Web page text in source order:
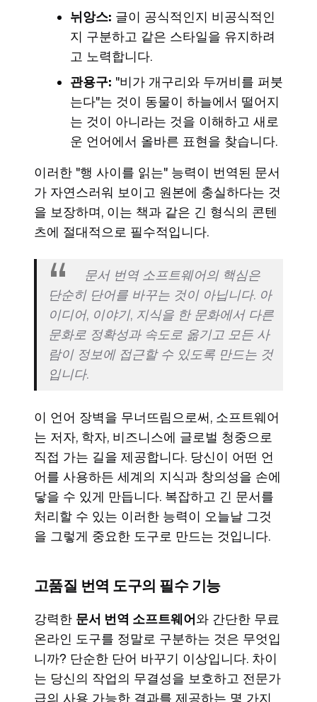
뉘앙스: 글이 공식적인지 비공식적인
지 구분하고 같은 스타일을 유지하려
고 노력합니다.
관용구: "비가 개구리와 두꺼비를 퍼붓
는다"는 것이 동물이 하늘에서 떨어지
는 것이 아니라는 것을 이해하고 새로
운 언어에서 올바른 표현을 찾습니다.
이러한 "행 사이를 읽는" 능력이 번역된 문서
가 자연스러워 보이고 원본에 충실하다는 것
을 보장하며, 이는 책과 같은 긴 형식의 콘텐
츠에 절대적으로 필수적입니다.
문서 번역 소프트웨어의 핵심은
단순히 단어를 바꾸는 것이 아닙니다. 아
이디어, 이야기, 지식을 한 문화에서 다른
문화로 정확성과 속도로 옮기고 모든 사
람이 정보에 접근할 수 있도록 만드는 것
입니다.
이 언어 장벽을 무너뜨림으로써, 소프트웨어
는 저자, 학자, 비즈니스에 글로벌 청중으로
직접 가는 길을 제공합니다. 당신이 어떤 언
어를 사용하든 세계의 지식과 창의성을 손에
닿을 수 있게 만듭니다. 복잡하고 긴 문서를
처리할 수 있는 이러한 능력이 오늘날 그것
을 그렇게 중요한 도구로 만드는 것입니다.
고품질 번역 도구의 필수 기능
강력한 문서 번역 소프트웨어 와 간단한 무료
온라인 도구를 정말로 구분하는 것은 무엇입
니까? 단순한 단어 바꾸기 이상입니다. 차이
는 당신의 작업의 무결성을 보호하고 전문가
급의 사용 가능한 결과를 제공하는 몇 가지